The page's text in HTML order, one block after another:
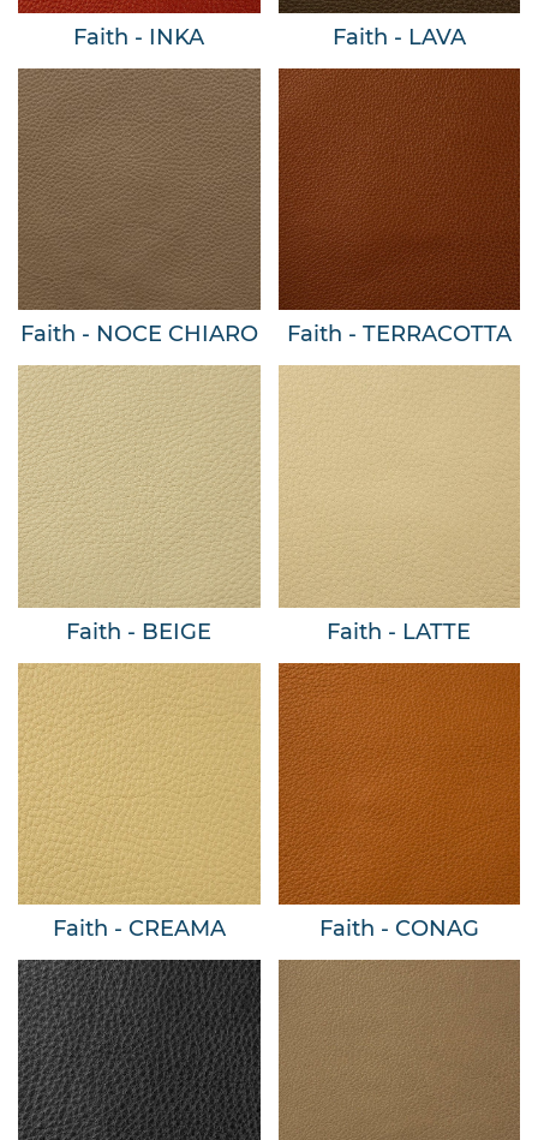
Faith - INKA Faith - LAVA
Faith - NOCE CHIARO Faith - TERRACOTTA
Faith - BEIGE Faith - LATTE
Faith - CREAMA Faith - CONAG